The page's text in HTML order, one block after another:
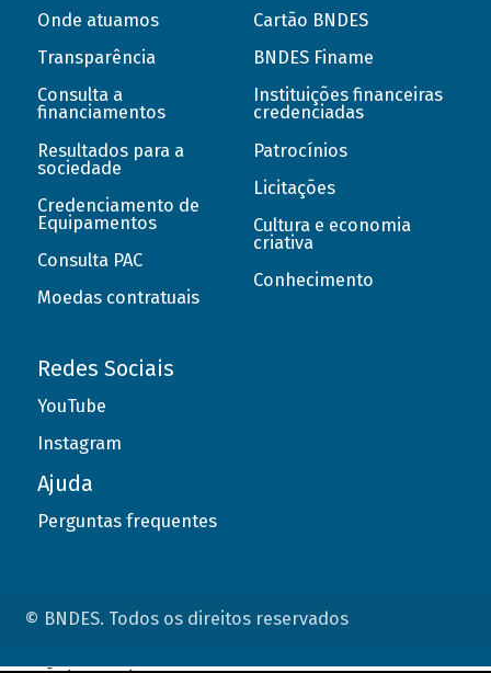
Onde atuamos
Transparência
Consulta a
financiamentos
Resultados para a
sociedade
Credenciamento de
Equipamentos
Consulta PAC
Moedas contratuais
Cartão BNDES
BNDES Finame
Instituições financeiras
credenciadas
Patrocínios
Licitações
Cultura e economia
criativa
Conhecimento
Redes Sociais
YouTube
Instagram
Ajuda
Perguntas frequentes
© BNDES. Todos os direitos reservados